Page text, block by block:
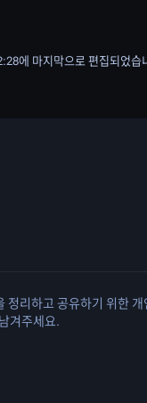
에 마지막으로 편집되었습
리하고 공유하기 위한
겨주세요.